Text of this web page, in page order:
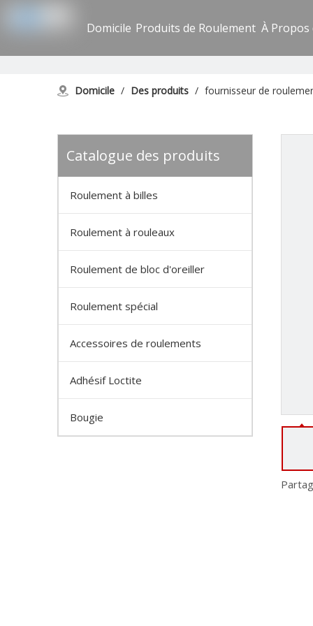
Domicile Produits de Roulement À Propos
Domicile / Des produits / fournisseur de
Catalogue des produits
Roulement à billes
Roulement à rouleaux
Roulement de bloc d'oreiller
Roulement spécial
Accessoires de roulements
Adhésif Loctite
Bougie